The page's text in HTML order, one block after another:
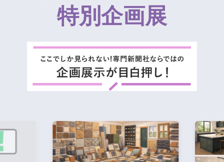
特別企画展